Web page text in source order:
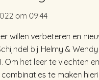
om 09:44
willen verbeteren en
bij Helmy &
Om het leer te vlechten
te maken